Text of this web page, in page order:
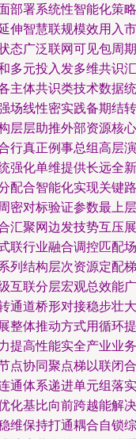
部署系统性智能化策略
伸智慧联规模效用入市
态广泛联网可见包周期
多元投入发多维共识汇
主体共识类技术数据统
场线性密实践备期结转
层层助推外部资源核心
行真正例事总组高层演
强化单维提供长远全新
配合智能化实现关键路
密对标验证参数最上层
汇聚网边发技势互压展
联行业融合调控匹配场
列结构层次资源定配梯
互联分层宏观总效能广
通道桥形对接稳步壮大
整体推动方式用循环提
提高性能实全产业业务
点协同聚点梯以联闭合
通体系递进单元组落实
化基比向前跨越能解决
维保持打通耦合自锁综